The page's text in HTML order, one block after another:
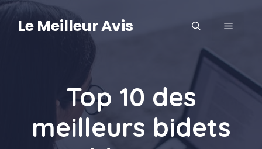
Aller
contenu
Le Meilleur Avis MENU
Top 10 des
meilleurs bidets